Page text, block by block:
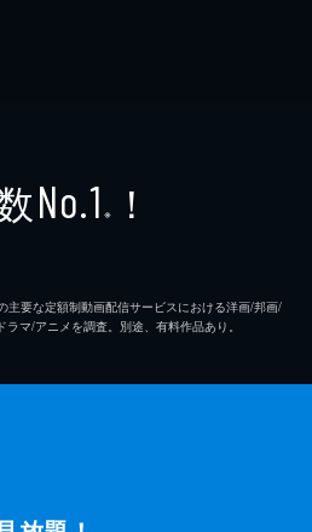
No.1 ※ ！
要な定額制動画配信サービスにおける洋画/邦画/
マ/アニメを調査。別途、有料作品あり。